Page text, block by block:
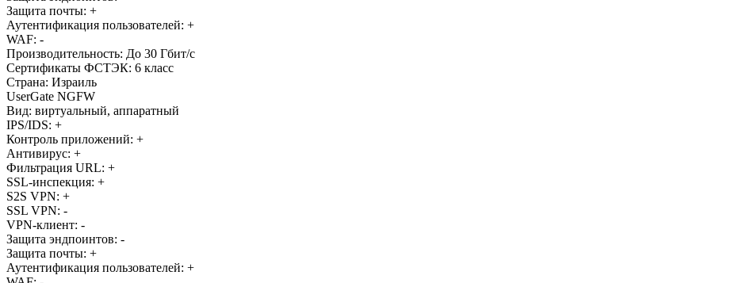
Защита почты: +
Аутентификация пользователей: +
WAF: -
Производительность: До 30 Гбит/с
Сертификаты ФСТЭК: 6 класс
Страна: Израиль
UserGate NGFW
Вид: виртуальный, аппаратный
IPS/IDS: +
Контроль приложений: +
Антивирус: +
Фильтрация URL: +
SSL-инспекция: +
S2S VPN: +
SSL VPN: -
VPN-клиент: -
Защита эндпоинтов: -
Защита почты: +
Аутентификация пользователей: +